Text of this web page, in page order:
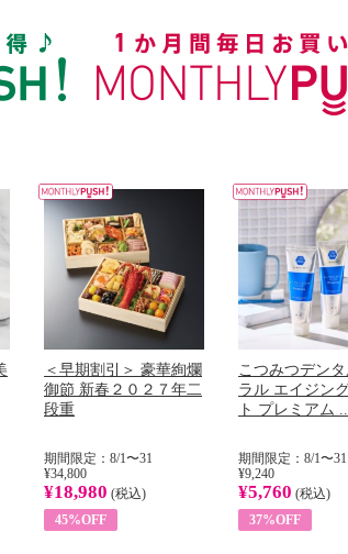
＜早期割引＞ 豪華絢爛
御節 新春２０２７年二
段重
期間限定：8/1〜31
¥34,800
¥18,980 (税込)
45%OFF
こつみつデン
ラル エイジン
ト プレミアム
期間限定：8/1〜31
¥9,240
¥5,760 (税込)
37%OFF